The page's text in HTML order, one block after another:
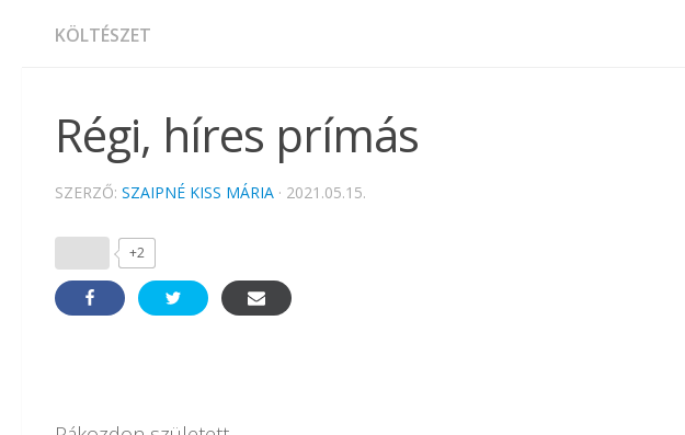
KÖLTÉSZET
Régi, híres prímás
SZERZŐ: SZAIPNÉ KISS MÁRIA · 2021.05.15.
+2